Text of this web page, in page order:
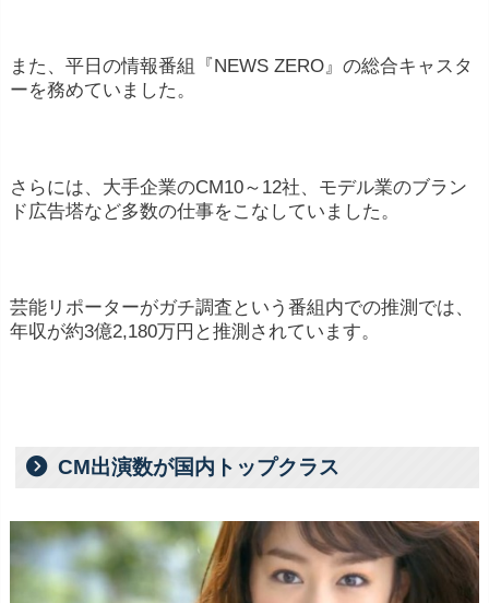
また、平日の情報番組『NEWS ZERO』の総合キャスタ
ーを務めていました。
さらには、大手企業のCM10～12社、モデル業のブラン
ド広告塔など多数の仕事をこなしていました。
芸能リポーターがガチ調査という番組内での推測では、
年収が約3億2,180万円と推測されています。
CM出演数が国内トップクラス